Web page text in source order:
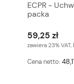
ECPR -
packa
59,25 zł
zawiera 23%
Cena netto: